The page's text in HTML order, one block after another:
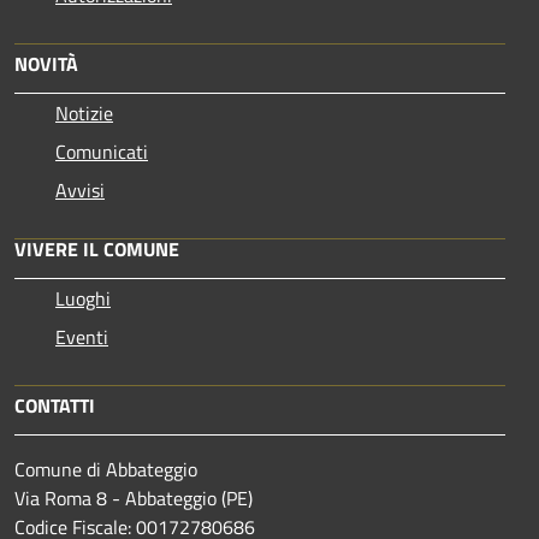
NOVITÀ
Notizie
Comunicati
Avvisi
VIVERE IL COMUNE
Luoghi
Eventi
CONTATTI
Comune di Abbateggio
Via Roma 8 - Abbateggio (PE)
Codice Fiscale: 00172780686